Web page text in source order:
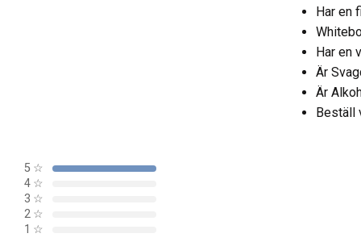
Har en
Har en
Är
Är
Beställ
5 ☆
4 ☆
3 ☆
2 ☆
1 ☆